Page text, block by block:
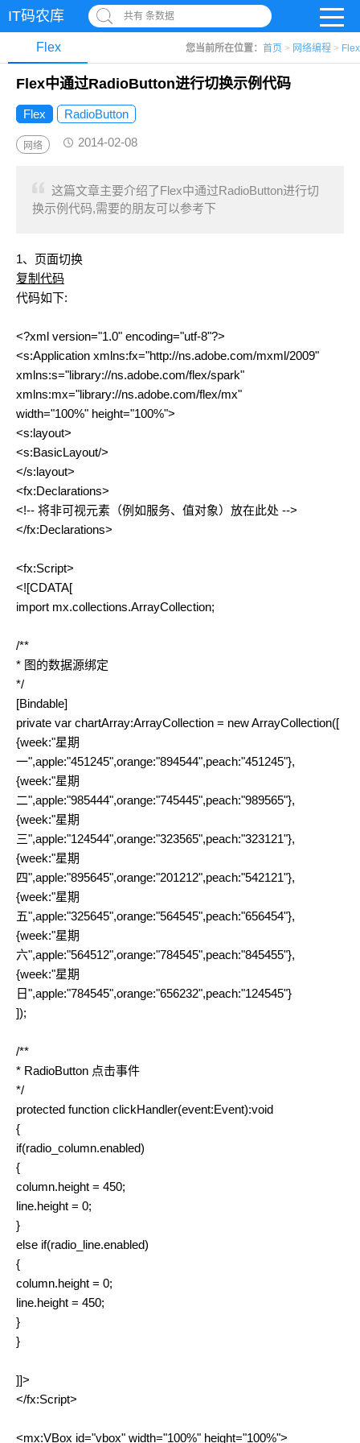
IT码农库 共有 条数据
您当前所在位置： 首页 > 网络编程 > Flex
Flex
Flex中通过RadioButton进行切换示例代码
Flex RadioButton
网络 2014-02-08
这篇文章主要介绍了Flex中通过RadioButton进行切
换示例代码,需要的朋友可以参考下
1、页面切换
复制代码
代码如下:
<?xml version="1.0" encoding="utf-8"?>
<s:Application xmlns:fx="http://ns.adobe.com/mxml/2009"
xmlns:s="library://ns.adobe.com/flex/spark"
xmlns:mx="library://ns.adobe.com/flex/mx"
width="100%" height="100%">
<s:layout>
<s:BasicLayout/>
</s:layout>
<fx:Declarations>
<!-- 将非可视元素（例如服务、值对象）放在此处 -->
</fx:Declarations>
<fx:Script>
<![CDATA[
import mx.collections.ArrayCollection;
/**
* 图的数据源绑定
*/
[Bindable]
private var chartArray:ArrayCollection = new ArrayCollection([
{week:"星期
一",apple:"451245",orange:"894544",peach:"451245"},
{week:"星期
二",apple:"985444",orange:"745445",peach:"989565"},
{week:"星期
三",apple:"124544",orange:"323565",peach:"323121"},
{week:"星期
四",apple:"895645",orange:"201212",peach:"542121"},
{week:"星期
五",apple:"325645",orange:"564545",peach:"656454"},
{week:"星期
六",apple:"564512",orange:"784545",peach:"845455"},
{week:"星期
日",apple:"784545",orange:"656232",peach:"124545"}
]);
/**
* RadioButton 点击事件
*/
protected function clickHandler(event:Event):void
{
if(radio_column.enabled)
{
column.height = 450;
line.height = 0;
}
else if(radio_line.enabled)
{
column.height = 0;
line.height = 450;
}
}
]]>
</fx:Script>
<mx:VBox id="vbox" width="100%" height="100%">